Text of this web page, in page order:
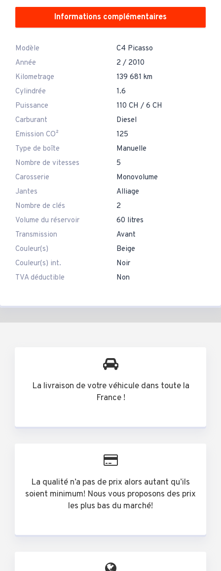
Informations complémentaires
Modèle
C4 Picasso
Année
2 / 2010
Kilometrage
139 681 km
Cylindrée
1.6
Puissance
110 CH / 6 CH
Carburant
Diesel
Emission CO²
125
Type de boîte
Manuelle
Nombre de vitesses
5
Carosserie
Monovolume
Jantes
Alliage
Nombre de clés
2
Volume du réservoir
60 litres
Transmission
Avant
Couleur(s)
Beige
Couleur(s) int.
Noir
TVA déductible
Non
La livraison de votre véhicule dans toute la
France !
La qualité n’a pas de prix alors autant qu’ils
soient minimum! Nous vous proposons des prix
les plus bas du marché!